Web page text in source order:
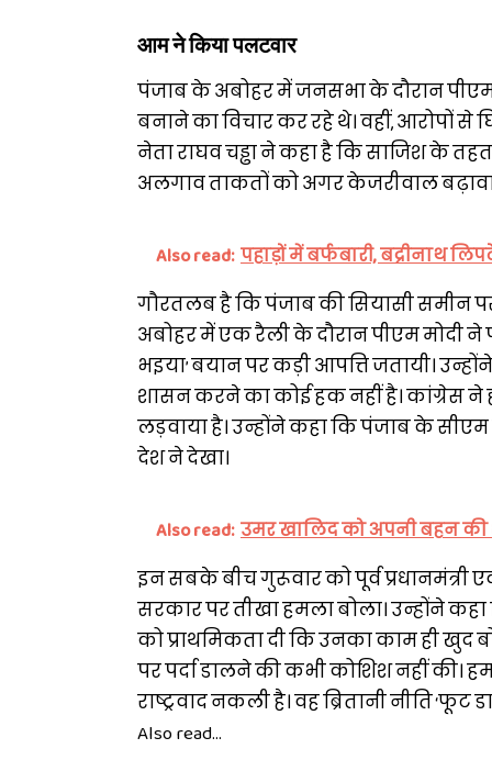
आम ने किया पलटवार
पंजाब के अबोहर में जनसभा के दौरान
बनाने का विचार कर रहे थे। वहीं, आरोपों
नेता राघव चड्ढा ने कहा है कि साजिश के
अलगाव ताकतों को अगर केजरीवाल
Also read: पहाड़ों में बर्फबारी, बद्रीनाथ
गौरतलब है कि पंजाब की सियासी समीन
अबोहर में एक रैली के दौरान पीएम मोदी
भइया’ बयान पर कड़ी आपत्ति जतायी।
शासन करने का कोई हक नहीं है। कांग्रेस ने
लड़वाया है। उन्होंने कहा कि पंजाब के
देश ने देखा।
Also read: उमर खालिद को अपनी बहन की
इन सबके बीच गुरूवार को पूर्व प्रधानमंत्री
सरकार पर तीखा हमला बोला। उन्होंने
को प्राथमिकता दी कि उनका काम ही
पर पर्दा डालने की कभी कोशिश नहीं की।
राष्ट्रवाद नकली है। वह ब्रितानी नीति ‘फूट
Also read...